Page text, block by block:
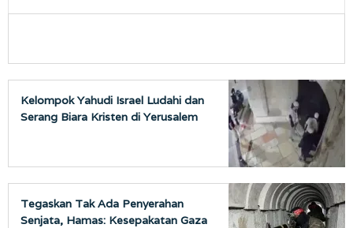
Kelompok Yahudi Israel Ludahi dan
Serang Biara Kristen di Yerusalem
Tegaskan Tak Ada Penyerahan
Senjata, Hamas: Kesepakatan Gaza